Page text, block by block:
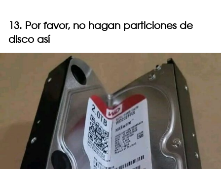
13. Por favor, no hagan particiones de
disco así